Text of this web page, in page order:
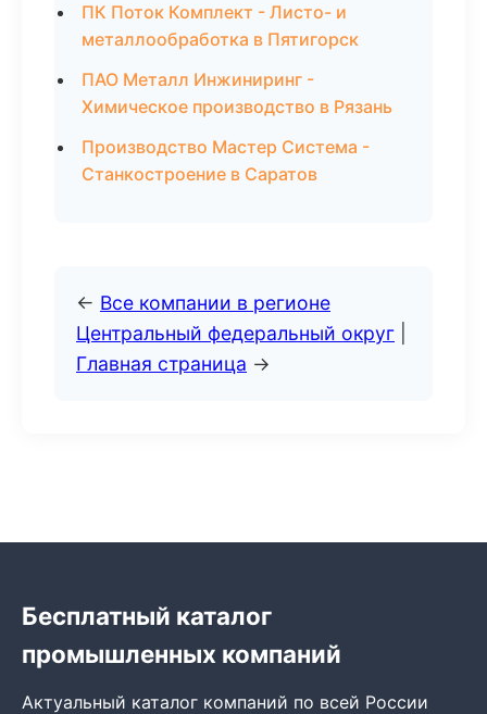
ПК Поток Комплект - Листо- и
металлообработка в Пятигорск
ПАО Металл Инжиниринг -
Химическое производство в Рязань
Производство Мастер Система -
Станкостроение в Саратов
← Все компании в регионе
Центральный федеральный округ
Главная страница →
Бесплатный каталог
промышленных компаний
Актуальный каталог компаний по всей России